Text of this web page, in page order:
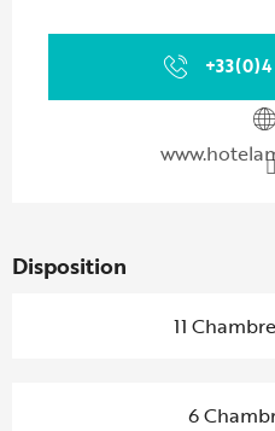
Disposition
11
6